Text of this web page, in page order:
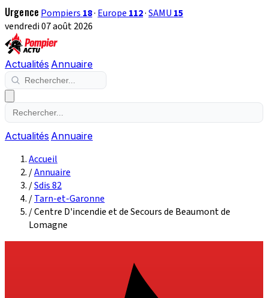
Urgence Pompiers 18· Europe 112·SAMU 15
vendredi 07 août 2026
Actualités Annuaire
Actualités Annuaire
Accueil
/Annuaire
/Sdis 82
/Tarn-et-Garonne
/Centre D'incendie et de Secours de Beaumont de
Lomagne